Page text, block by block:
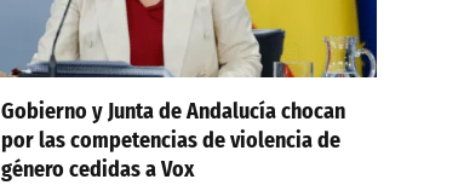
Gobierno y Junta de Andalucía chocan
por las competencias de violencia de
género cedidas a Vox